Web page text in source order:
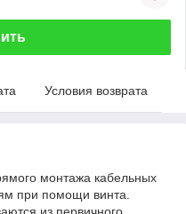
Условия возврата
монтажа кабельных
при помощи винта.
из первичного